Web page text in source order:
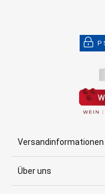
Versandinformationen
Über uns